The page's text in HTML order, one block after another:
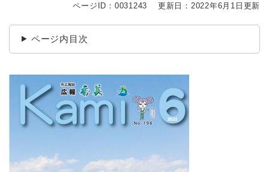
ページID：0031243 更新日：2022年6月1日更新
ページ内目次